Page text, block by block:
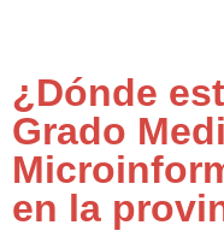
¿Dónde
Grado
en la